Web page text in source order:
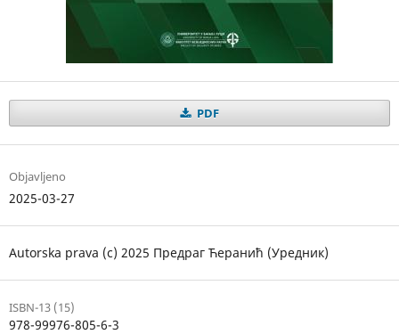
PDF
Objavljeno
2025-03-27
Autorska prava (c) 2025 Предраг Ћеранић (Уредник)
ISBN-13 (15)
978-99976-805-6-3